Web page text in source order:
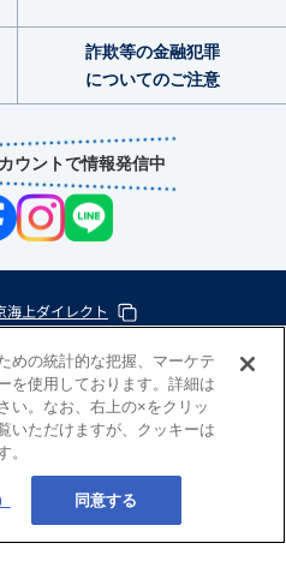
ウントで情報発信中
詐欺等の金融犯罪
についてのご注意
海上ダイレクト
上日動あんしん生命
めの統計的な把握、マーケテ
を使用しております。詳細は
い。なお、右上の×をクリッ
いただけますが、クッキーは
。
同意する